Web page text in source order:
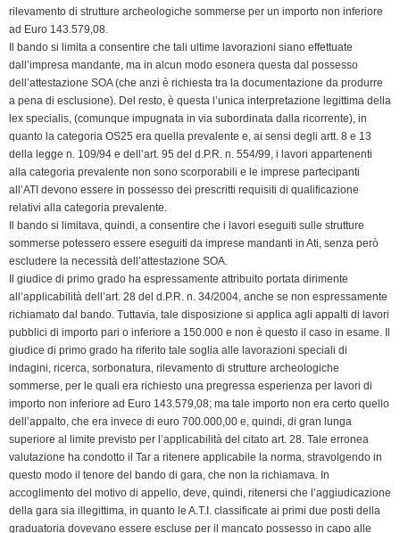
rilevamento di strutture archeologiche sommerse per un importo non inferiore
ad Euro 143.579,08.
Il bando si limita a consentire che tali ultime lavorazioni siano effettuate
dall’impresa mandante, ma in alcun modo esonera questa dal possesso
dell’attestazione SOA (che anzi è richiesta tra la documentazione da produrre
a pena di esclusione). Del resto, è questa l’unica interpretazione legittima della
lex specialis, (comunque impugnata in via subordinata dalla ricorrente), in
quanto la categoria OS25 era quella prevalente e, ai sensi degli artt. 8 e 13
della legge n. 109/94 e dell’art. 95 del d.P.R. n. 554/99, i lavori appartenenti
alla categoria prevalente non sono scorporabili e le imprese partecipanti
all’ATI devono essere in possesso dei prescritti requisiti di qualificazione
relativi alla categoria prevalente.
Il bando si limitava, quindi, a consentire che i lavori eseguiti sulle strutture
sommerse potessero essere eseguiti da imprese mandanti in Ati, senza però
escludere la necessità dell’attestazione SOA.
Il giudice di primo grado ha espressamente attribuito portata dirimente
all’applicabilità dell’art. 28 del d.P.R. n. 34/2004, anche se non espressamente
richiamato dal bando. Tuttavia, tale disposizione si applica agli appalti di lavori
pubblici di importo pari o inferiore a 150.000 e non è questo il caso in esame. Il
giudice di primo grado ha riferito tale soglia alle lavorazioni speciali di
indagini, ricerca, sorbonatura, rilevamento di strutture archeologiche
sommerse, per le quali era richiesto una pregressa esperienza per lavori di
importo non inferiore ad Euro 143.579,08; ma tale importo non era certo quello
dell’appalto, che era invece di euro 700.000,00 e, quindi, di gran lunga
superiore al limite previsto per l’applicabilità del citato art. 28. Tale erronea
valutazione ha condotto il Tar a ritenere applicabile la norma, stravolgendo in
questo modo il tenore del bando di gara, che non la richiamava. In
accoglimento del motivo di appello, deve, quindi, ritenersi che l’aggiudicazione
della gara sia illegittima, in quanto le A.T.I. classificate ai primi due posti della
graduatoria dovevano essere escluse per il mancato possesso in capo alle